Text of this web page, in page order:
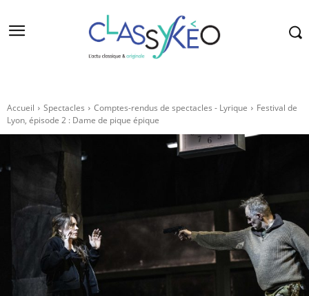
Accueil Spectacles Comptes-rendus de spectacles - Lyrique
Festival de
Lyon, épisode 2 : Dame de pique épique